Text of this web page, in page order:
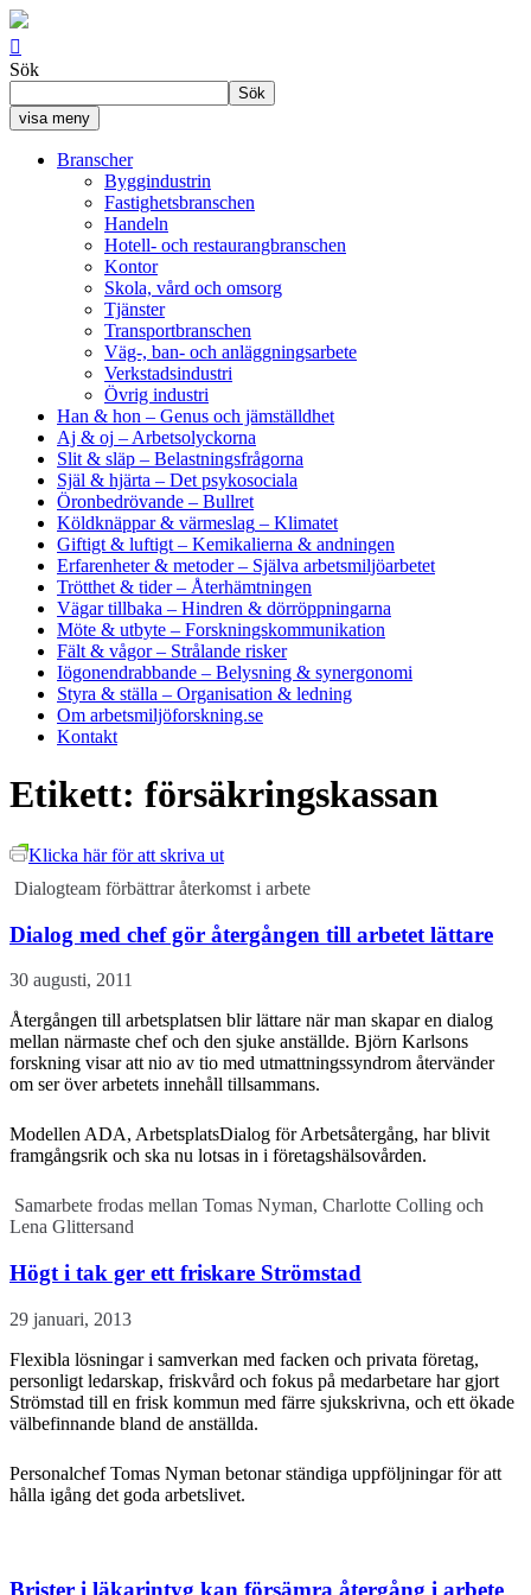

Sök
Sök
visa meny
Branscher
Byggindustrin
Fastighetsbranschen
Handeln
Hotell- och restaurangbranschen
Kontor
Skola, vård och omsorg
Tjänster
Transportbranschen
Väg-, ban- och anläggningsarbete
Verkstadsindustri
Övrig industri
Han & hon – Genus och jämställdhet
Aj & oj – Arbetsolyckorna
Slit & släp – Belastningsfrågorna
Själ & hjärta – Det psykosociala
Öronbedrövande – Bullret
Köldknäppar & värmeslag – Klimatet
Giftigt & luftigt – Kemikalierna & andningen
Erfarenheter & metoder– Själva arbetsmiljöarbetet
Trötthet & tider– Återhämtningen
Vägar tillbaka – Hindren & dörröppningarna
Möte & utbyte – Forskningskommunikation
Fält & vågor– Strålande risker
Iögonendrabbande – Belysning & synergonomi
Styra & ställa – Organisation & ledning
Om arbetsmiljöforskning.se
Kontakt
Etikett: försäkringskassan
Klicka här för att skriva ut
Dialogteam förbättrar återkomst i arbete
Dialog med chef gör återgången till arbetet lättare
30 augusti, 2011
Återgången till arbetsplatsen blir lättare när man skapar en dialog
mellan närmaste chef och den sjuke anställde. Björn Karlsons
forskning visar att nio av tio med utmattningssyndrom återvänder
om ser över arbetets innehåll tillsammans.
Modellen ADA, ArbetsplatsDialog för Arbetsåtergång, har blivit
framgångsrik och ska nu lotsas in i företagshälsovården.
Samarbete frodas mellan Tomas Nyman, Charlotte Colling och
Lena Glittersand
Högt i tak ger ett friskare Strömstad
29 januari, 2013
Flexibla lösningar i samverkan med facken och privata företag,
personligt ledarskap, friskvård och fokus på medarbetare har gjort
Strömstad till en frisk kommun med färre sjukskrivna, och ett ökade
välbefinnande bland de anställda.
Personalchef Tomas Nyman betonar ständiga uppföljningar för att
hålla igång det goda arbetslivet.